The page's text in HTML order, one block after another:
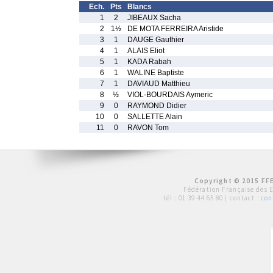
Ech. Pts
Blancs
1
2
JIBEAUX Sacha
2
1½
DE MOTA FERREIRA Aristide
3
1
DAUGE Gauthier
4
1
ALAIS Eliot
5
1
KADA Rabah
6
1
WALINE Baptiste
7
1
DAVIAUD Matthieu
8
½
VIOL-BOURDAIS Aymeric
9
0
RAYMOND Didier
10
0
SALLETTE Alain
11
0 RAVON Tom
Copyright © 2015
Fédération Française des
tél : 01 39 44 65 80 | contact :